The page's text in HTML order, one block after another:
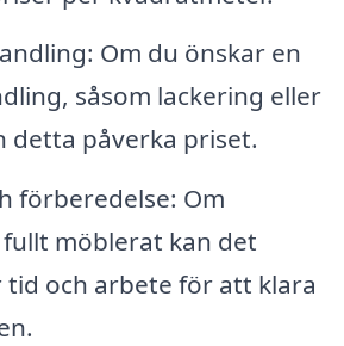
Om du önskar en
såsom lackering eller
detta påverka priset.
förberedelse: Om
möblerat kan det
tid och arbete för att klara